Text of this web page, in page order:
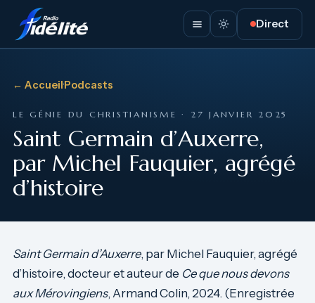
Direct
← Accueil·Podcasts
LE GÉNIE DU CHRISTIANISME · 27 JANVIER 2025
Saint Germain d’Auxerre,
par Michel Fauquier, agrégé
d’histoire
Saint Germain d’Auxerre, par Michel Fauquier, agrégé
d’histoire, docteur et auteur de Ce que nous devons
aux Mérovingiens, Armand Colin, 2024. (Enregistrée